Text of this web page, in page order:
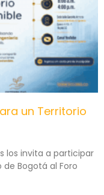
un Territorio
los invita a participar
de Bogotá al Foro